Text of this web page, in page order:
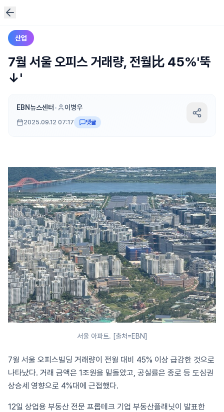
산업
7월 서울 오피스 거래량, 전월比 45%'뚝
↓'
EBN뉴스센터 • 이병우
2025.09.12 07:17 댓글
서울 아파트. [출처=EBN]
7월 서울 오피스빌딩 거래량이 전월 대비 45% 이상 급감한 것으로
나타났다. 거래 금액은 1조원을 밑돌았고, 공실률은 종로 등 도심권
상승세 영향으로 4%대에 근접했다.
12일 상업용 부동산 전문 프롭테크 기업 부동산플래닛이 발표한